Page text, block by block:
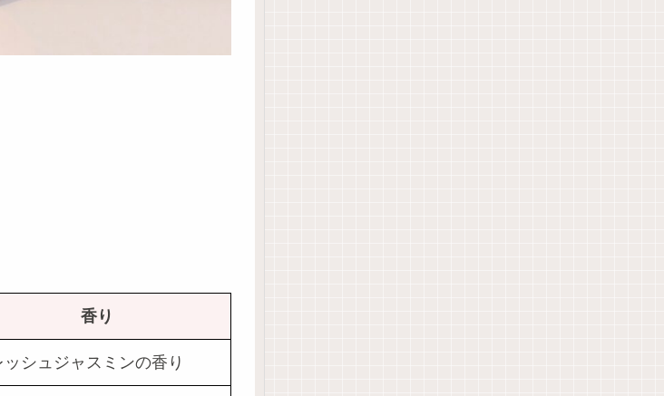
香り
ッシュジャスミンの香り